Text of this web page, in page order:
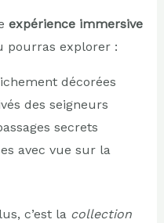
expérience immersive
pourras explorer :
décorées
des seigneurs
secrets
avec vue sur la
c’est la collection